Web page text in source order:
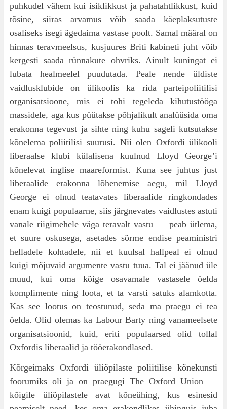
puhkudel vähem kui isiklik­kust ja pahatahtlikkust, kuid
tõsine, siiras arva­mus võib saada käeplaksutuste
osaliseks isegi ägedaima vastase poolt. Samal määral on
hin­nas teravmeelsus, kusjuures Briti kabineti juht võib
kergesti saada rünnakute ohvriks. Ainult ku­ningat ei
lubata healmeelel puudutada. Peale nende üldiste
vaidlusklubide on ülikoolis ka rida parteipoliitilisi
organisatsioone, mis ei tohi tegeleda kihutustööga
massidele, aga kus püütakse põh­jalikult analüüsida oma
erakonna tegevust ja sihte ning kuhu sageli kutsutakse
kõnelema polii­tilisi suurusi. Nii olen Oxfordi ülikooli
liberaalse klubi külalisena kuulnud Lloyd George’i
kõnele­vat inglise maareformist. Kuna see juhtus just
liberaalide erakonna lõhenemise aegu, mil Lloyd
George ei olnud teatavates liberaalide ringkonda­des
enam kuigi populaarne, siis järgnevates vaid­lustes astuti
vanale riigimehele väga teravalt vastu — peab ütlema,
et suure oskusega, aseta­des sõrme endise peaministri
helladele kohtadele, nii et kuulsal hallpeal ei olnud
kuigi mõjuvaid argumente vastu tuua. Tal ei jäänud üle
muud, kui oma kõige osavamale vastasele öelda
komplimente ning loota, et ta varsti satuks alamkotta.
Kas see lootus on teostunud, seda ma praegu ei tea
öelda. Olid olemas ka Labour Barty ning vanameelsete
organisatsioonid, kuid, eriti populaarsed olid tollal
Oxfordis liberaalid ja tööerakondlased.
Kõrgeimaks Oxfordi üliõpilaste poliitilise kõ­nekunsti
foorumiks oli ja on praegugi The Oxford Union —
kõigile üliõpilastele avat kõneühing, kus esinesid